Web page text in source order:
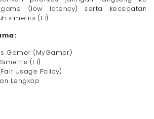
(low latency) serta kecepatan
simetris (1:1).
Gamer (MyGamer)
(1:1)
Usage Policy)
Lengkap